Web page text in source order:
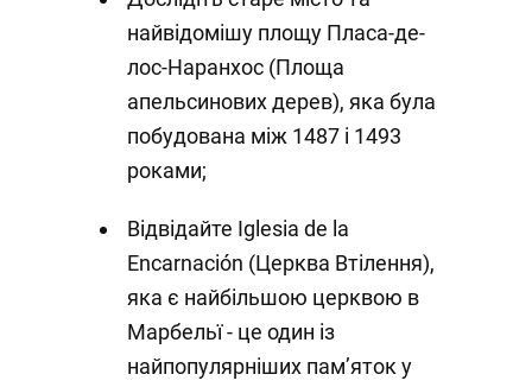
найвідомішу площу Пласа-де-
лос-Наранхос (Площа
апельсинових дерев), яка була
побудована між 1487 і 1493
роками;
Відвідайте Iglesia de la
Encarnación (Церква Втілення),
яка є найбільшою церквою в
Марбельї - це один із
найпопулярніших пам’яток у